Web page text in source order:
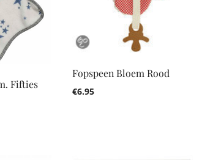
Fifties
Fopspeen Bloem Rood
€6.95